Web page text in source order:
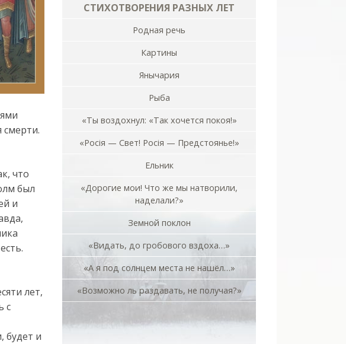
смерти.
что
был
и
лет,
с
будет и
СТИХОТВОРЕНИЯ РАЗНЫХ ЛЕТ
Родная речь
Картины
Янычария
Рыба
«Ты воздохнул: «Так хочется покоя!»
«Росiя — Свет! Росiя — Предстоянье!»
Ельник
«Дорогие мои! Что же мы натворили,
наделали?»
Земной поклон
«Видать, до гробового вздоха…»
«А я под солнцем места не нашёл…»
«Возможно ль раздавать, не получая?»